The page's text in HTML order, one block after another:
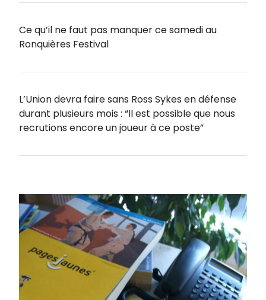
Ce qu’il ne faut pas manquer ce samedi au
Ronquières Festival
L’Union devra faire sans Ross Sykes en défense
durant plusieurs mois : “Il est possible que nous
recrutions encore un joueur à ce poste”